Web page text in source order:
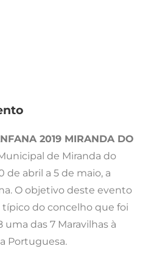
2019 MIRANDA DO
de Miranda do
de abril a 5 de maio, a
O objetivo deste evento
do concelho que foi
das 7 Maravilhas à
Portuguesa.